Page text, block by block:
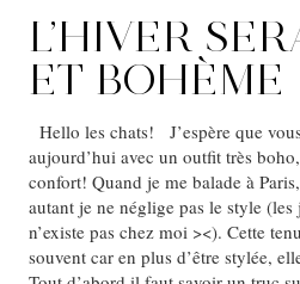
L’HIVER
ET BOHÈME
Hello les chats! J’espère que
aujourd’hui avec un outfit très
confort! Quand je me balade à
autant je ne néglige pas le style
n’existe pas chez moi ><). Cette
souvent car en plus d’être stylée,